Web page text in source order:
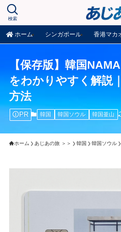
検索
ホーム シンガポール 香港マカ
【保存版】韓国
をわかりやすく解説
方法
PR 韓国 韓国ソウル 韓国釜山
ホーム あじあの旅 ＞＞ 韓国 韓国ソウル